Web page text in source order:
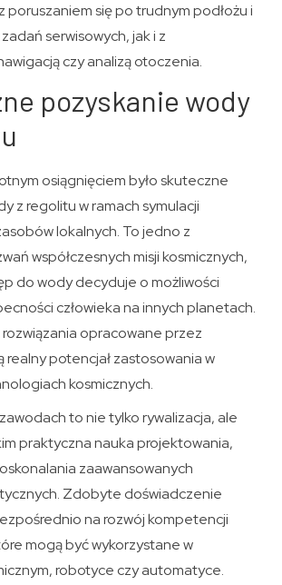
poruszaniem się po trudnym podłożu i
serwisowych, jak i z
czy analizą otoczenia.
pozyskanie wody
osiągnięciem było skuteczne
z regolitu w ramach symulacji
lokalnych. To jedno z
współczesnych misji kosmicznych,
do wody decyduje o możliwości
człowieka na innych planetach.
opracowane przez
potencjał zastosowania w
kosmicznych.
to nie tylko rywalizacja, ale
praktyczna nauka projektowania,
zaawansowanych
Zdobyte doświadczenie
na rozwój kompetencji
mogą być wykorzystane w
robotyce czy automatyce.